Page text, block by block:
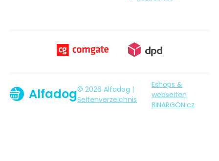
Alfadog© 2026 Alfadog |
Seitenverzeichnis
Eshops &
webseiten
BINARGON.cz